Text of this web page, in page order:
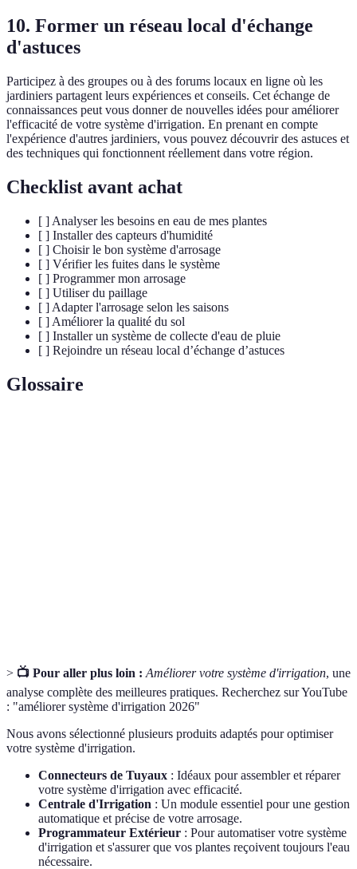
10. Former un réseau local d'échange
d'astuces
Participez à des groupes ou à des forums locaux en ligne où les
jardiniers partagent leurs expériences et conseils. Cet échange de
connaissances peut vous donner de nouvelles idées pour améliorer
l'efficacité de votre système d'irrigation. En prenant en compte
l'expérience d'autres jardiniers, vous pouvez découvrir des astuces et
des techniques qui fonctionnent réellement dans votre région.
Checklist avant achat
[ ] Analyser les besoins en eau de mes plantes
[ ] Installer des capteurs d'humidité
[ ] Choisir le bon système d'arrosage
[ ] Vérifier les fuites dans le système
[ ] Programmer mon arrosage
[ ] Utiliser du paillage
[ ] Adapter l'arrosage selon les saisons
[ ] Améliorer la qualité du sol
[ ] Installer un système de collecte d'eau de pluie
[ ] Rejoindre un réseau local d’échange d’astuces
Glossaire
> 📺 Pour aller plus loin : Améliorer votre système d'irrigation, une
analyse complète des meilleures pratiques. Recherchez sur YouTube
: "améliorer système d'irrigation 2026"
Nous avons sélectionné plusieurs produits adaptés pour optimiser
votre système d'irrigation.
Connecteurs de Tuyaux : Idéaux pour assembler et réparer
votre système d'irrigation avec efficacité.
Centrale d'Irrigation : Un module essentiel pour une gestion
automatique et précise de votre arrosage.
Programmateur Extérieur : Pour automatiser votre système
d'irrigation et s'assurer que vos plantes reçoivent toujours l'eau
nécessaire.